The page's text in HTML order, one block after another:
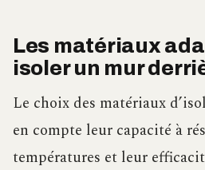
Les matériaux
isoler un mur
Le choix des matériaux
en compte leur capacité à
températures et leur